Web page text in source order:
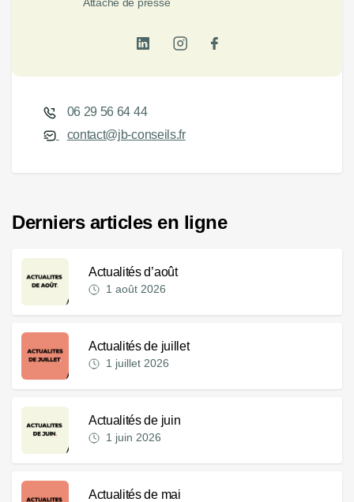
06 29 56 64 44
contact@jb-conseils.fr
Derniers articles en ligne
Actualités d’août
1 août 2026
Actualités de juillet
1 juillet 2026
Actualités de juin
1 juin 2026
Actualités de mai